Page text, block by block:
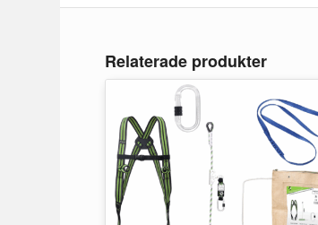
Relaterade produkter